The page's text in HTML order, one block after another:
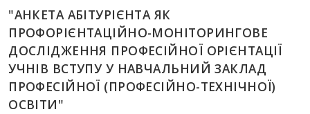
"АНКЕТА АБІТУРІЄНТА ЯК
ПРОФОРІЄНТАЦІЙНО-МОНІТОРИНГОВЕ
ДОСЛІДЖЕННЯ ПРОФЕСІЙНОЇ ОРІЄНТАЦІЇ
УЧНІВ ВСТУПУ У НАВЧАЛЬНИЙ ЗАКЛАД
ПРОФЕСІЙНОЇ (ПРОФЕСІЙНО-ТЕХНІЧНОЇ)
ОСВІТИ"